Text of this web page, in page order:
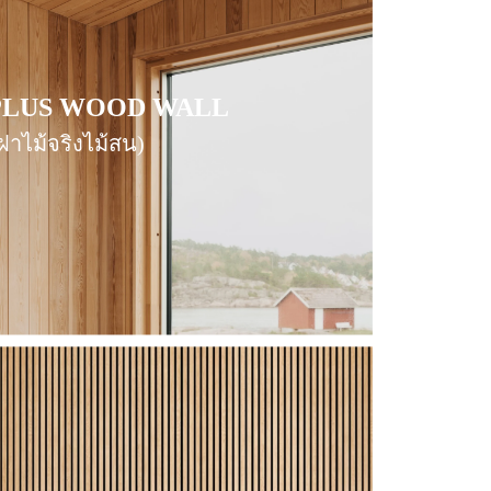
WOOD WALL
าไม้จริงไม้สน)
WOOD WALL
าไม้จริงไม้สน)